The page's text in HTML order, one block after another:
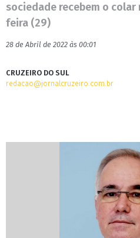
sociedade recebem o
feira (29)
28 de Abril de 2022 às 00:01
CRUZEIRO DO SUL
redacao@jornalcruzeiro.com.br